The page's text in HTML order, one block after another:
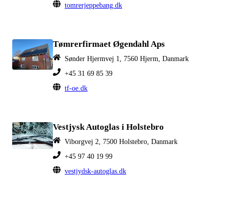
tomrerjeppebang.dk
Tømrerfirmaet Øgendahl Aps
Sønder Hjermvej 1, 7560 Hjerm, Danmark
+45 31 69 85 39
tf-oe.dk
Vestjysk Autoglas i Holstebro
Viborgvej 2, 7500 Holstebro, Danmark
+45 97 40 19 99
vestjydsk-autoglas.dk